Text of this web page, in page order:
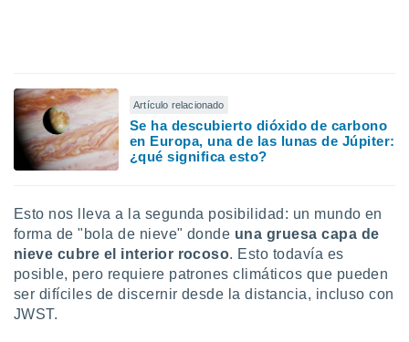
Artículo relacionado
Se ha descubierto dióxido de carbono
en Europa, una de las lunas de Júpiter:
¿qué significa esto?
Esto nos lleva a la segunda posibilidad: un mundo en
forma de "bola de nieve" donde una gruesa capa de
nieve cubre el interior rocoso. Esto todavía es
posible, pero requiere patrones climáticos que pueden
ser difíciles de discernir desde la distancia, incluso con
JWST.